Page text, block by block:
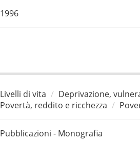
1996
Livelli di vita
Deprivazione,
Povertà, reddito e ricchezza
Pubblicazioni - Monografia